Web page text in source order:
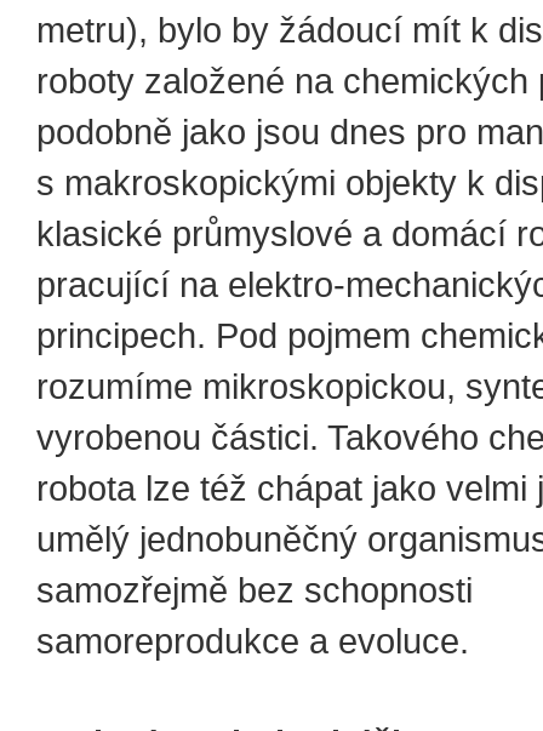
metru), bylo by žádoucí mít k
roboty založené na chemických
podobně jako jsou dnes pro
s makroskopickými objekty k
klasické průmyslové a domácí
pracující na elektro-
principech. Pod pojmem
rozumíme mikroskopickou,
vyrobenou částici. Takového
robota lze též chápat jako velmi
umělý jednobuněčný
samozřejmě bez schopnosti
samoreprodukce a evoluce.